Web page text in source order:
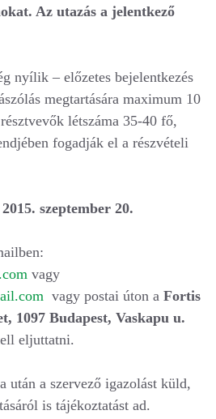
Az utazás a jelentkező
nyílik – előzetes bejelentkezés
megtartására maximum 10
létszáma 35-40 fő,
fogadják el a részvételi
szeptember 20.
vagy
vagy postai úton a Fortis
1097 Budapest, Vaskapu u.
eljuttatni.
után a szervező igazolást küld,
is tájékoztatást ad.